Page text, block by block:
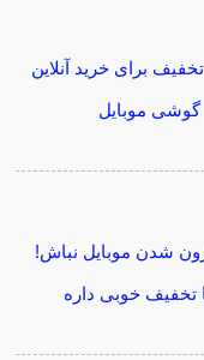
برای خرید آنلاین
گوشی موبایل
شدن موبایل نباش!
تخفیف خوبی داره